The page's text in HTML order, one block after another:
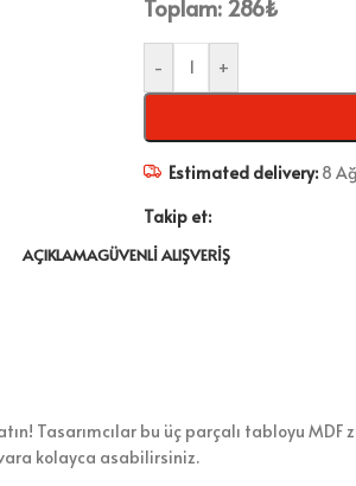
Toplam: 286₺
- +
Estimated delivery: 8
Takip et:
AÇIKLAMAGÜVENLI ALIŞVERIŞ
Tasarımcılar bu üç parçalı tabloyu
kolayca asabilirsiniz.